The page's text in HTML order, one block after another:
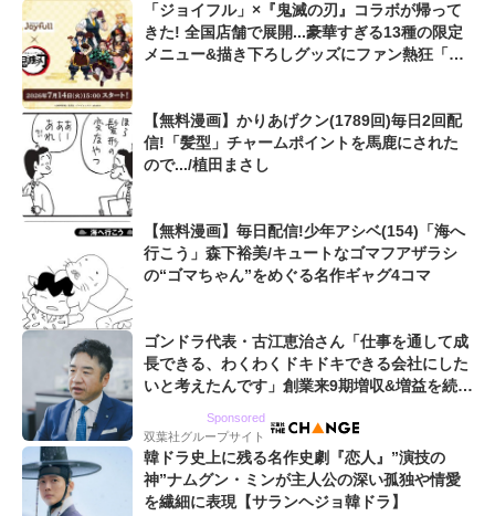
「ジョイフル」×『鬼滅の刃』コラボが帰って
きた! 全国店舗で展開...豪華すぎる13種の限定
メニュー&描き下ろしグッズにファン熱狂「毎
【無料漫画】かりあげクン(1789回)毎日2回配
信!「髪型」チャームポイントを馬鹿にされた
ので.../植田まさし
【無料漫画】毎日配信!少年アシベ(154)「海へ
行こう」森下裕美/キュートなゴマフアザラシ
の“ゴマちゃん”をめぐる名作ギャグ4コマ
ゴンドラ代表・古江恵治さん「仕事を通して成
長できる、わくわくドキドキできる会社にした
いと考えたんです」創業来9期増収&増益を続け
Sponsored
双葉社グループサイト
韓ドラ史上に残る名作史劇『恋人』”演技の
神”ナムグン・ミンが主人公の深い孤独や情愛
を繊細に表現【サランヘジョ韓ドラ】